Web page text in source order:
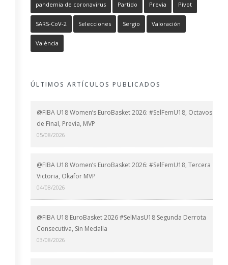
pandemia de coronavirus Partido Previa Pívot
SARS-CoV-2 Selecciones Sergio Valoración
València
ÚLTIMOS ARTÍCULOS PUBLICADOS
@FIBA U18 Women’s EuroBasket 2026: #SelFemU18, Octavos
de Final, Previa, MVP
05/08/2026
@FIBA U18 Women’s EuroBasket 2026: #SelFemU18, Tercera
Victoria, Okafor MVP
04/08/2026
@FIBA U18 EuroBasket 2026 #SelMasU18 Segunda Derrota
Consecutiva, Sin Medalla
03/08/2026